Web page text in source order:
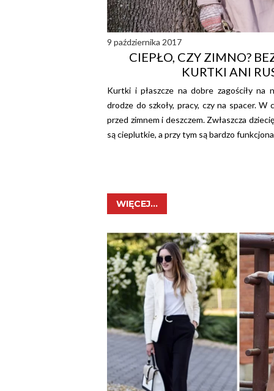
9 października 2017
CIEPŁO, CZY ZIMNO?
KURTKI ANI
Kurtki i płaszcze na dobre zagościły na
drodze do szkoły, pracy, czy na spacer. W
przed zimnem i deszczem. Zwłaszcza
są cieplutkie, a przy tym są bardzo
WIĘCEJ...